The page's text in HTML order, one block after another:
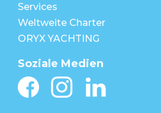
Services
Weltweite Charter
ORYX YACHTING
Soziale Medien